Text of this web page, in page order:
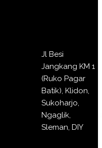
Jl Besi
Jangkang KM 1
(Ruko Pagar
Batik), Klidon,
Sukoharjo,
Ngaglik,
Sleman, DIY